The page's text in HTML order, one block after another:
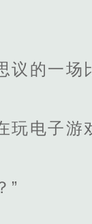
议的一
电子游
”